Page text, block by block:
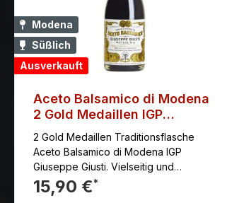
Modena
Süßlich
Ausverkauft
Aceto Balsamico di Modena
2 Gold Medaillen IGP
Giuseppe Giusti
2 Gold Medaillen Traditionsflasche
Aceto Balsamico di Modena IGP
Giuseppe Giusti. Vielseitig und
ausgewogen – ein Balsamico di
Modena IGP mit schöner Dichte. Der
15,90 €*